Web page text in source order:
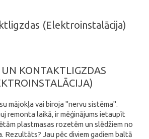
(Elektroinstalācija)
UN KONTAKTLIGZDAS
mājokļa vai biroja "nervu sistēma".
remonta laikā, ir mēģinājums ietaupīt
plastmasas rozetēm un slēdžiem no
Rezultāts? Jau pēc diviem gadiem baltā